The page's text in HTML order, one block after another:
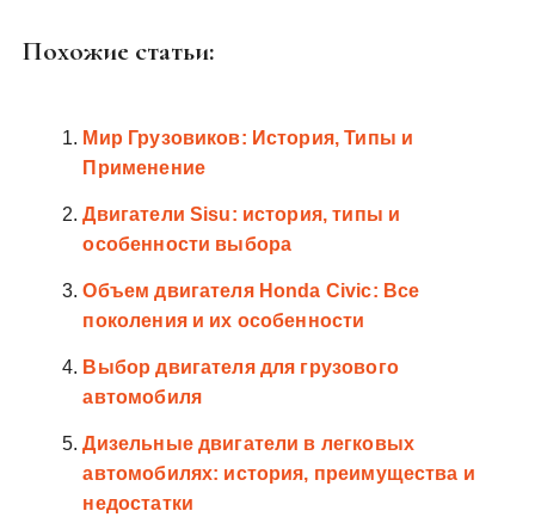
Похожие статьи:
Мир Грузовиков: История, Типы и
Применение
Двигатели Sisu: история, типы и
особенности выбора
Объем двигателя Honda Civic: Все
поколения и их особенности
Выбор двигателя для грузового
автомобиля
Дизельные двигатели в легковых
автомобилях: история, преимущества и
недостатки